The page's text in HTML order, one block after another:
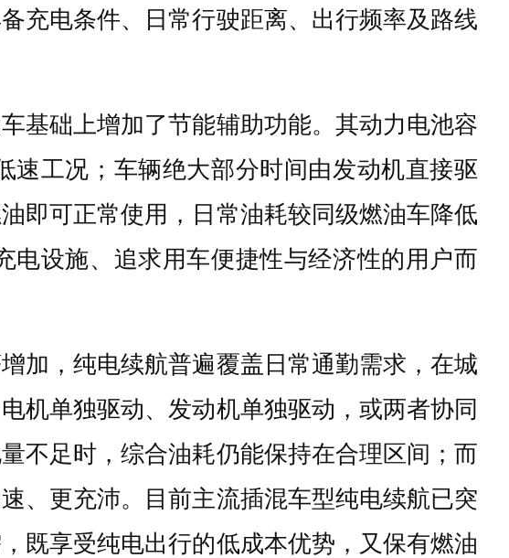
充电条件、日常行驶距离、出行频率及路线
基础上增加了节能辅助功能。其动力电池容
速工况；车辆绝大部分时间由发动机直接驱
即可正常使用，日常油耗较同级燃油车降低
电设施、追求用车便捷性与经济性的用户而
加，纯电续航普遍覆盖日常通勤需求，在城
机单独驱动、发动机单独驱动，或两者协同
不足时，综合油耗仍能保持在合理区间；而
、更充沛。目前主流插混车型纯电续航已突
既享受纯电出行的低成本优势，又保有燃油